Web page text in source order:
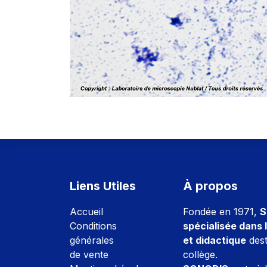
Liens Utiles
Accueil
Conditions
générales
de vente
À propos
Fondée en 1971,
spécialisée
et didactique
collège.